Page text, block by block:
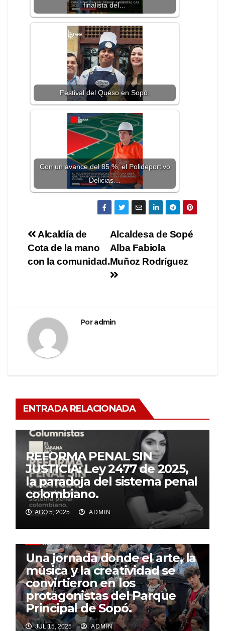
finalista del…
Festival del Queso en Sopó.
Con un avance del 85 %, el Polideportivo
Delicias…
Alcaldesa de Sopé
Alba Fabiola
Muñoz Rodríguez
Alcaldía de
Cota de la mano
con la comunidad.
Poradmin
ENTRADA RELACIONADA
REFORMA PENAL SIN
JUSTICIA: Ley 2477 de 2025,
la paradoja del sistema penal
colombiano.
AGO 5, 2025 ADMIN
Una jornada donde el arte, la
música y la creatividad se
convirtieron en los
protagonistas del Parque
Principal de Sopó.
JUL 15, 2025 ADMIN